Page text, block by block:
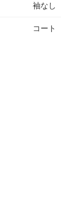
袖なし
コート